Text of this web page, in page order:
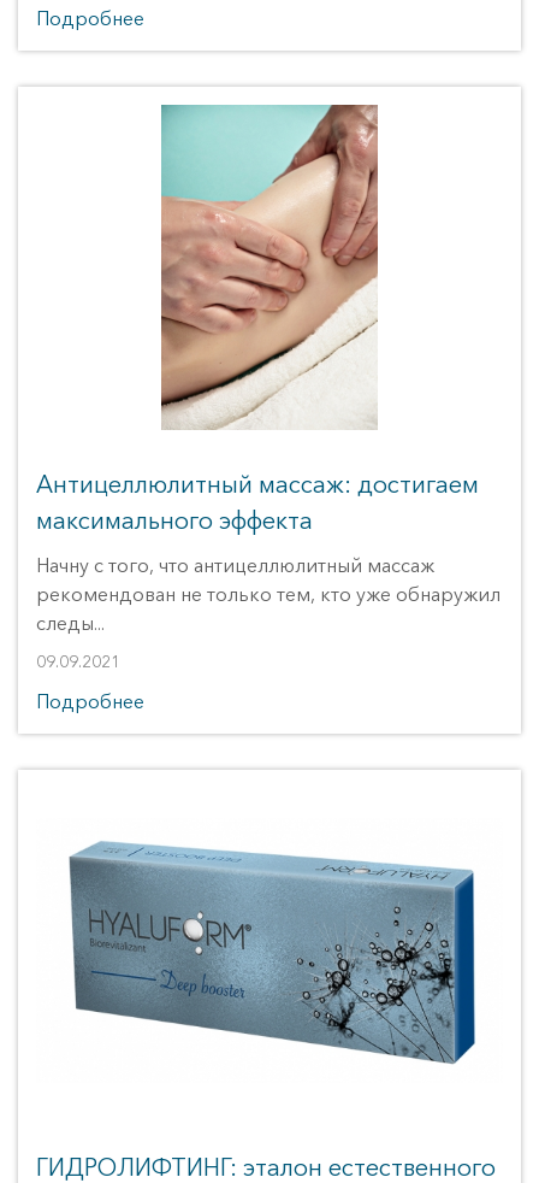
Подробнее
Антицеллюлитный массаж: достигаем
максимального эффекта
Начну с того, что антицеллюлитный массаж
рекомендован не только тем, кто уже обнаружил
следы...
09.09.2021
Подробнее
ГИДРОЛИФТИНГ: эталон естественного